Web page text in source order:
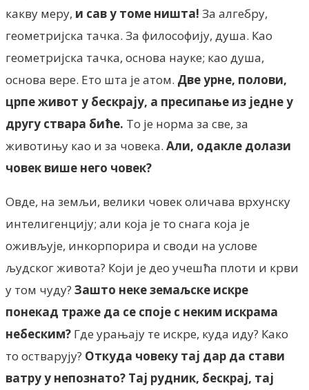
какву меру, и сав у томе ништа! За алгебру,
геометријска тачка. За философију, душа. Као
геометријска тачка, основа науке; као душа,
основа вере. Ето шта је атом. Две урне, полови,
црпе живот у бескрају, а пресипање из једне у
другу ствара биће. То је норма за све, за
животињу као и за човека. Али, одакле долази
човек више него човек?
Овде, на земљи, велики човек оличава врхунску
интелигенцију; али која је то снага која је
оживљује, инкорпорира и своди на услове
људског живота? Који је део учешћа плоти и крви
у том чуду? Зашто неке земаљске искре
понекад траже да се споје с неким искрама
небеским? Где урањају те искре, куда иду? Како
то остварују? Откуда човеку тај дар да стави
ватру у непознато? Тај рудник, бескрај, тај